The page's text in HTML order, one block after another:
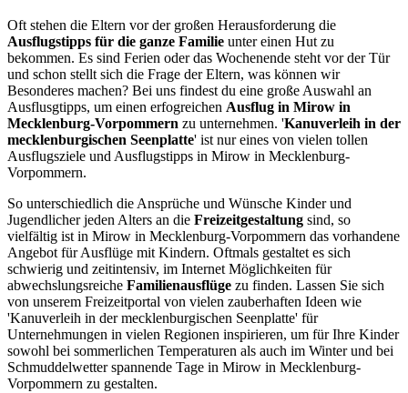
Oft stehen die Eltern vor der großen Herausforderung die
Ausflugstipps für die ganze Familie unter einen Hut zu
bekommen. Es sind Ferien oder das Wochenende steht vor der Tür
und schon stellt sich die Frage der Eltern, was können wir
Besonderes machen? Bei uns findest du eine große Auswahl an
Ausflusgtipps, um einen erfogreichen Ausflug in Mirow in
Mecklenburg-Vorpommern zu unternehmen. 'Kanuverleih in der
mecklenburgischen Seenplatte' ist nur eines von vielen tollen
Ausflugsziele und Ausflugstipps in Mirow in Mecklenburg-
Vorpommern.
So unterschiedlich die Ansprüche und Wünsche Kinder und
Jugendlicher jeden Alters an die Freizeitgestaltung sind, so
vielfältig ist in Mirow in Mecklenburg-Vorpommern das vorhandene
Angebot für Ausflüge mit Kindern. Oftmals gestaltet es sich
schwierig und zeitintensiv, im Internet Möglichkeiten für
abwechslungsreiche Familienausflüge zu finden. Lassen Sie sich
von unserem Freizeitportal von vielen zauberhaften Ideen wie
'Kanuverleih in der mecklenburgischen Seenplatte' für
Unternehmungen in vielen Regionen inspirieren, um für Ihre Kinder
sowohl bei sommerlichen Temperaturen als auch im Winter und bei
Schmuddelwetter spannende Tage in Mirow in Mecklenburg-
Vorpommern zu gestalten.